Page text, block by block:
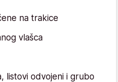
na trakice
vlašca
listovi odvojeni i grubo